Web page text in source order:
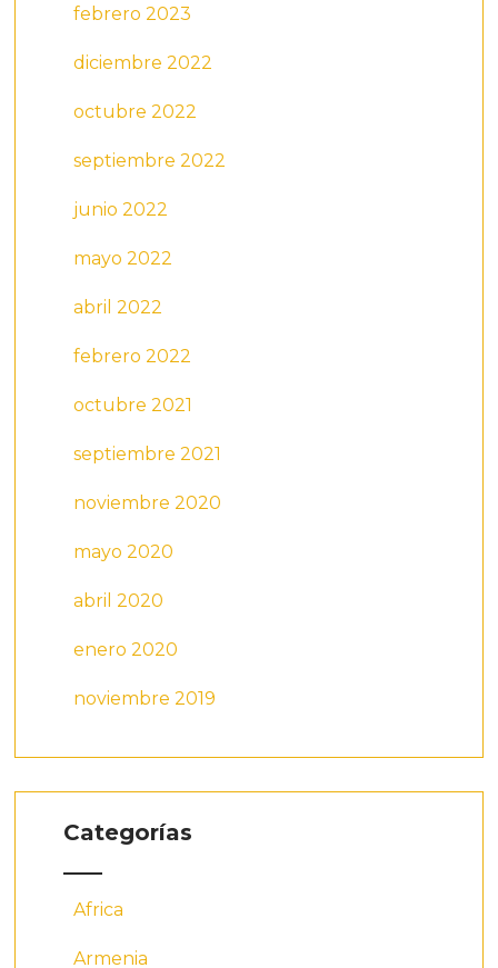
febrero 2023
diciembre 2022
octubre 2022
septiembre 2022
junio 2022
mayo 2022
abril 2022
febrero 2022
octubre 2021
septiembre 2021
noviembre 2020
mayo 2020
abril 2020
enero 2020
noviembre 2019
Categorías
Africa
Armenia